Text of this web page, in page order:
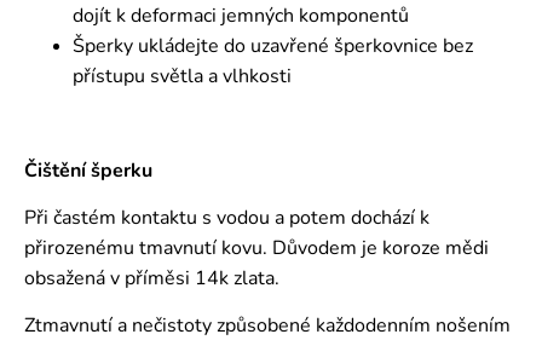
dojít k deformaci jemných komponentů
Šperky ukládejte do uzavřené šperkovnice bez
přístupu světla a vlhkosti
Čištění šperku
Při častém kontaktu s vodou a potem dochází k
přirozenému tmavnutí kovu. Důvodem je koroze mědi
obsažená v příměsi 14k zlata.
Ztmavnutí a nečistoty způsobené každodenním nošením